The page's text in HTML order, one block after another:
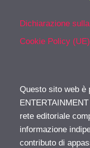
Dichiarazione
Cookie Policy (UE)
Questo sito web è
rete editoriale
informazione
contributo di